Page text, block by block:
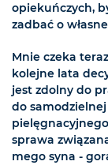
opiekuńczych,
zadbać o
Mnie czeka
kolejne lata
jest zdolny do
do
pielęgnacyjnego
sprawa
mego syna -